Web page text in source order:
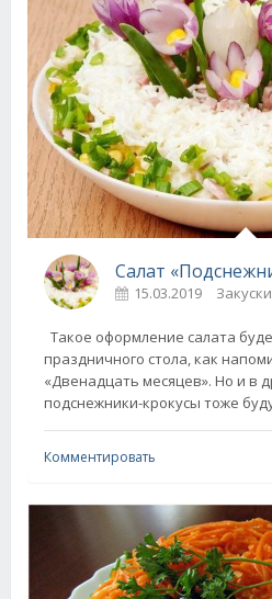
15.03.2019 Закуски
Такое оформление салата
праздничного стола, как
«Двенадцать месяцев». Но и в
подснежники-крокусы тоже
Комментировать